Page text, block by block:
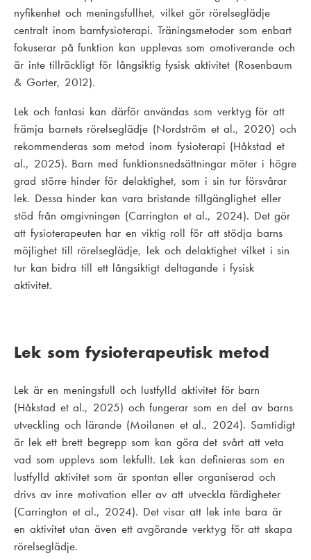
nyfikenhet och meningsfullhet, vilket gör rörelseglädje
centralt inom barnfysioterapi. Träningsmetoder som enbart
fokuserar på funktion kan upplevas som omotiverande och
är inte tillräckligt för långsiktig fysisk aktivitet (Rosenbaum
& Gorter, 2012).
Lek och fantasi kan därför användas som verktyg för att
främja barnets rörelseglädje (Nordström et al., 2020) och
rekommenderas som metod inom fysioterapi (Håkstad et
al., 2025). Barn med funktionsnedsättningar möter i högre
grad större hinder för delaktighet, som i sin tur försvårar
lek. Dessa hinder kan vara bristande tillgänglighet eller
stöd från omgivningen (Carrington et al., 2024). Det gör
att fysioterapeuten har en viktig roll för att stödja barns
möjlighet till rörelseglädje, lek och delaktighet vilket i sin
tur kan bidra till ett långsiktigt deltagande i fysisk
aktivitet.
Lek som fysioterapeutisk metod
Lek är en meningsfull och lustfylld aktivitet för barn
(Håkstad et al., 2025) och fungerar som en del av barns
utveckling och lärande (Moilanen et al., 2024). Samtidigt
är lek ett brett begrepp som kan göra det svårt att veta
vad som upplevs som lekfullt. Lek kan definieras som en
lustfylld aktivitet som är spontan eller organiserad och
drivs av inre motivation eller av att utveckla färdigheter
(Carrington et al., 2024). Det visar att lek inte bara är
en aktivitet utan även ett avgörande verktyg för att skapa
rörelseglädje.